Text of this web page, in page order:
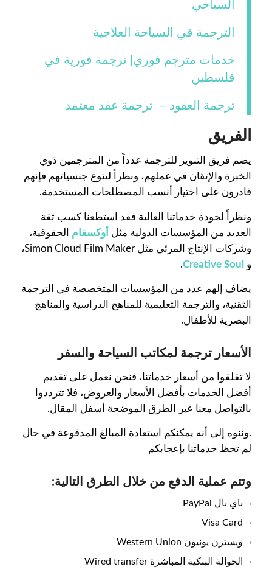
السياحي
الترجمة في السياحة العلاجية
خدمات مترجم فوري| ترجمة فورية في
فلسطين
ترجمة العقود – ترجمة عقد معتمد
الفريق
يضم فريق التنوير للترجمة عدداً من المترجمين ذوي
الخبرة والإتقان في عملهم، ونظراً لتنوع جنسياتهم فإنهم
قادرون على اختيار أنسب المصطلحات المستخدمة.
ونظراً لجودة خدماتنا العالية فقد استطعنا كسب ثقة
العديد من المؤسسات الدولية مثل أوكسفام الحقوقية،
وشركات الإنتاج المرئي مثل Simon Cloud Film Maker،
و
.
يضاف إلهم عدد من المؤسسات المتخصصة في الترجمة
التقنية، والترجمة التعليمية للمناهج الدراسية والمناهج
البصرية للأطفال.
الأسعار ترجمة لمكاتب السياحة والسفر
لا تقلقوا من أسعار خدماتنا، فنحن نعمل على تقديم
أفضل الخدمات بأفضل الأسعار والعروض، فلا تترددوا
بالتواصل معنا عبر الطرق الموضحة أسفل المقال.
.وننوه إلى أنه يمكنكم استعادة المبالغ المدفوعة في حال
لم تحظ خدماتنا بإعجابكم
وتتم عملية الدفع من خلال الطرق التالية:
باي بال PayPal
Visa Card
ويسترن يونيون Western Union
الحوالة البنكية المباشرة Wired transfer